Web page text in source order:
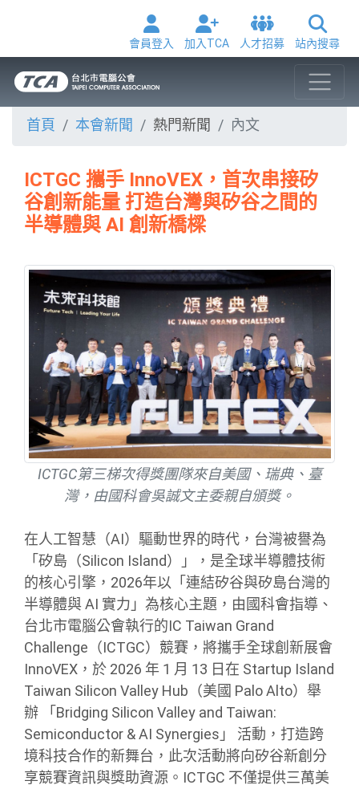
會員登入 加入TCA 人才招募 站內搜尋
首頁 本會新聞 熱門新聞 內文
ICTGC 攜手 InnoVEX，首次串接矽
谷創新能量 打造台灣與矽谷之間的
半導體與 AI 創新橋樑
ICTGC第三梯次得獎團隊來自美國、瑞典、臺
灣，由國科會吳誠文主委親自頒獎。
在人工智慧（AI）驅動世界的時代，台灣被譽為
「矽島（Silicon Island）」，是全球半導體技術
的核心引擎，2026年以「連結矽谷與矽島台灣的
半導體與 AI 實力」為核心主題，由國科會指導、
台北市電腦公會執行的IC Taiwan Grand
Challenge（ICTGC）競賽，將攜手全球創新展會
InnoVEX，於 2026 年 1 月 13 日在 Startup Island
Taiwan Silicon Valley Hub（美國 Palo Alto）舉
辦 「Bridging Silicon Valley and Taiwan:
Semiconductor & AI Synergies」 活動，打造跨
境科技合作的新舞台，此次活動將向矽谷新創分
享競賽資訊與獎助資源。ICTGC 不僅提供三萬美